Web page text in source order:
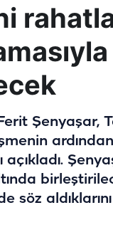
Şenyaşar,
açıkladı.
söz